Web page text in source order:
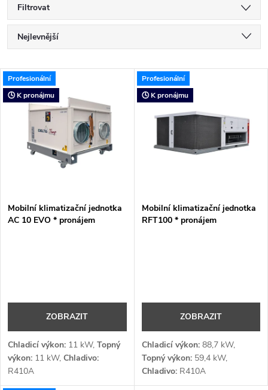
Filtrovat
Ř
a
z
p
d
u
k
Nejlevnější
Nejprodávanější
Abecedně
V
ý
s
p
u
k
Profesionální
🕓 K pronájmu
Mobilní klimatizační jednotka
AC 10 EVO * pronájem
ZOBRAZIT
Chladicí výkon: 11 kW, Topný
výkon: 11 kW, Chladivo:
R410A
Profesionální
🕓 K pronájmu
Mobilní klimatizační jednotka
RFT100 * pronájem
ZOBRAZIT
Chladicí výkon:88,7 kW,
Topný výkon:59,4 kW,
Chladivo: R410A